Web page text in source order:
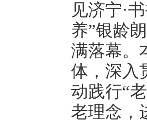
见济宁·
养”银龄
满落幕。
体，深入
动践行“
老理念，